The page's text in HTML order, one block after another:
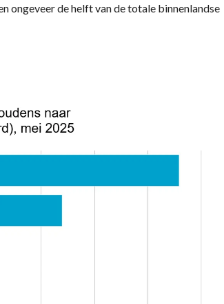
ongeveer de helft van de totale binnenlandse